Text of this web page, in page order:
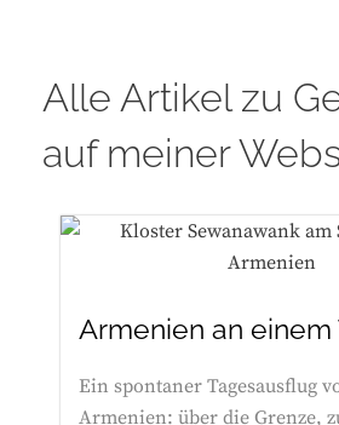
Alle Artikel zu
auf meiner
Armenien an einem
Ein spontaner Tagesausflug
Armenien: über die Grenze,